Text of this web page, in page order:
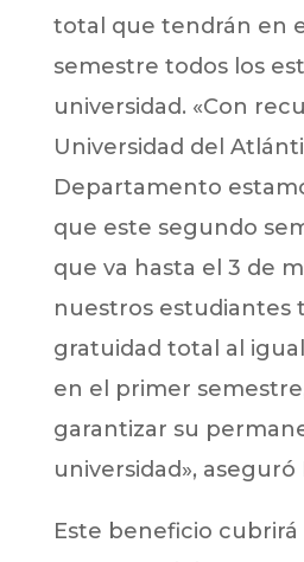
total que tendrán en
semestre todos los
universidad. «Con
Universidad del
Departamento
que este segundo
que va hasta el 3 de
nuestros estudiantes
gratuidad total al
en el primer
garantizar su
universidad», aseguró
Este beneficio